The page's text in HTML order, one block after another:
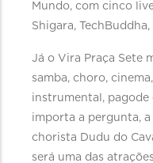
Mundo, com cinco
Shigara,
Já o Vira Praça Sete
samba, choro,
instrumental, pagode
importa a pergunta, a
chorista Dudu do
será uma das